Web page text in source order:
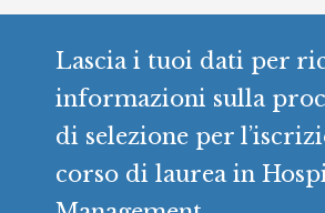
t
Lascia i tuoi dati per
informazioni sulla
di selezione per
corso di laurea in